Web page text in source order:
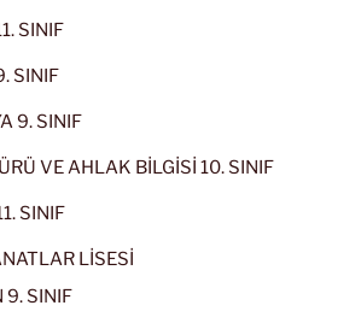
SINIF
SINIF
9. SINIF
VE AHLAK BİLGİSİ 10. SINIF
SINIF
LİSESİ
9. SINIF